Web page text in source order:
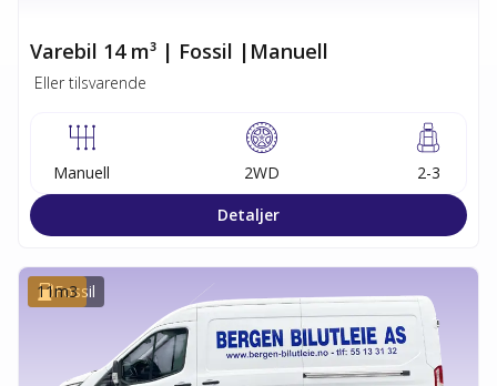
Varebil 14 m³ | Fossil |Manuell
Eller tilsvarende
Manuell 2WD
2-3
Detaljer
Fossil
11m3